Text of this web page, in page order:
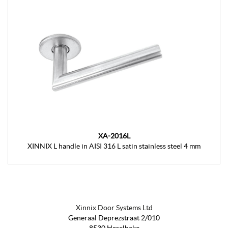
XA-2016L
XINNIX L handle in AISI 316 L satin stainless steel 4 mm
Xinnix Door Systems Ltd
Generaal Deprezstraat 2/010